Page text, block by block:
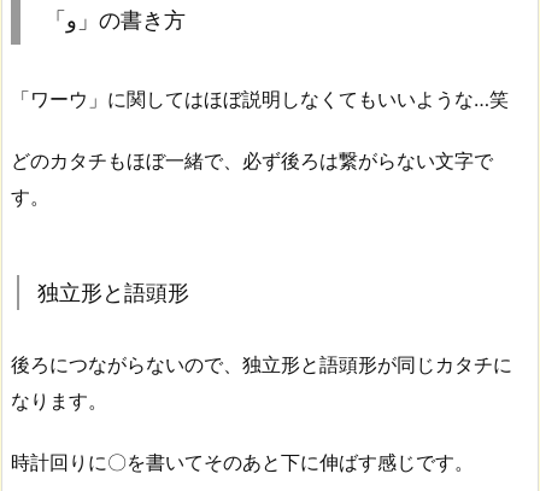
「و」の書き方
「ワーウ」に関してはほぼ説明しなくてもいいような…笑
どのカタチもほぼ一緒で、必ず後ろは繋がらない文字で
す。
独立形と語頭形
後ろにつながらないので、独立形と語頭形が同じカタチに
なります。
時計回りに〇を書いてそのあと下に伸ばす感じです。